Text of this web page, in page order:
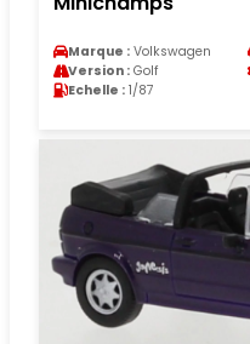
Marque : Volkswagen
Version : Golf
Echelle : 1/87